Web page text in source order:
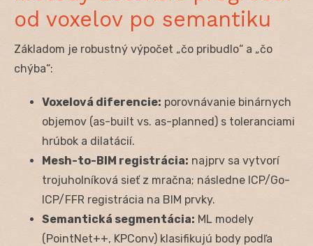
od voxelov po semantiku
Základom je robustný výpočet „čo pribudlo“ a „čo
chýba“:
Voxelová diferencie: porovnávanie binárnych
objemov (as-built vs. as-planned) s toleranciami
hrúbok a dilatácií.
Mesh-to-BIM registrácia: najprv sa vytvorí
trojuholníková sieť z mračna; následne ICP/Go-
ICP/FFR registrácia na BIM prvky.
Semantická segmentácia: ML modely
(PointNet++, KPConv) klasifikujú body podľa